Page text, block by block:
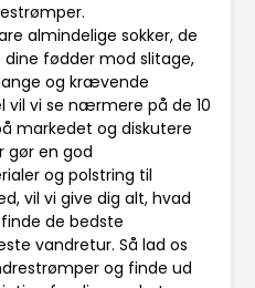
almindelige sokker, de
fødder mod slitage,
og krævende
vil vi se nærmere på de 10
markedet og diskutere
gør en god
og polstring til
vil vi give dig alt, hvad
de bedste
vandretur. Så lad os
og finde ud